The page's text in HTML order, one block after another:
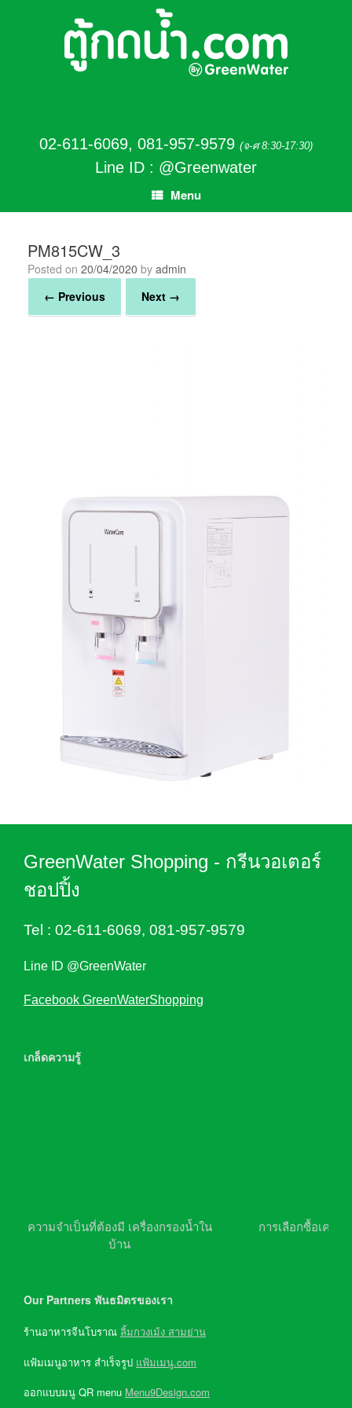
02-611-6069, 081-957-9579 (จ-ศ 8:30-17:30)
Line ID : @Greenwater
Menu
PM815CW_3
Posted on 20/04/2020 by admin
← Previous
Next →
GreenWater Shopping - กรีนวอเตอร์
ชอปปิ้ง
Tel : 02-611-6069, 081-957-9579
Line ID @GreenWater
Facebook GreenWaterShopping
เกล็ดความรู้
ความจำเป็นที่ต้องมี เครื่องกรองน้ำใน
บ้าน
การเลือกซื้อเครื่อ
Our Partners พันธมิตรของเรา
ร้านอาหารจีนโบราณ ลิ้มกวงเม้ง สามย่าน
แฟ้มเมนูอาหาร สำเร็จรูป แฟ้มเมนู.com
ออกแบบมนู QR menu Menu9Design.com